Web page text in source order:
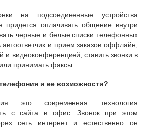
на подсоединенные устройства
придется оплачивать общение внутри
черные и белые списки телефонных
и прием заказов оффлайн,
и видеоконференцией, ставить звонки в
принимать факсы.
и ее возможности?
это современная технология
с сайта в офис. Звонок при этом
сеть интернет и естественно он